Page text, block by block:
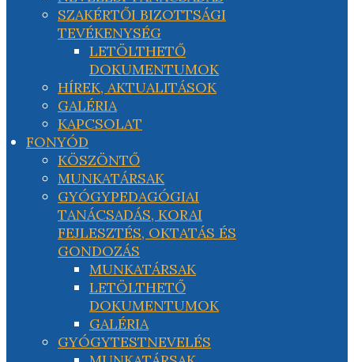
SZAKÉRTŐI BIZOTTSÁGI
TEVÉKENYSÉG
LETÖLTHETŐ
DOKUMENTUMOK
HÍREK, AKTUALITÁSOK
GALÉRIA
KAPCSOLAT
FONYÓD
KÖSZÖNTŐ
MUNKATÁRSAK
GYÓGYPEDAGÓGIAI
TANÁCSADÁS, KORAI
FEJLESZTÉS, OKTATÁS ÉS
GONDOZÁS
MUNKATÁRSAK
LETÖLTHETŐ
DOKUMENTUMOK
GALÉRIA
GYÓGYTESTNEVELÉS